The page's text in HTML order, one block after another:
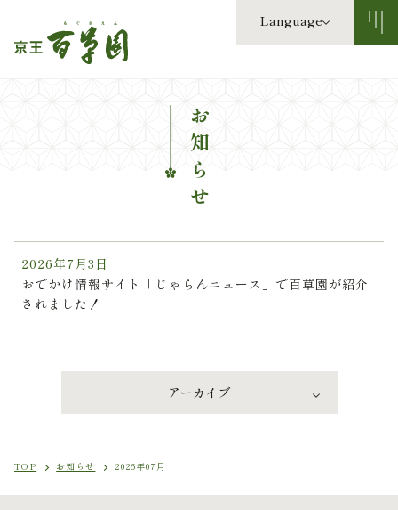
Language
お知らせ
2026年7月3日
おでかけ情報サイト「じゃらんニュース」で百草園が紹介
されました！
アーカイブ
TOP お知らせ 2026年07月